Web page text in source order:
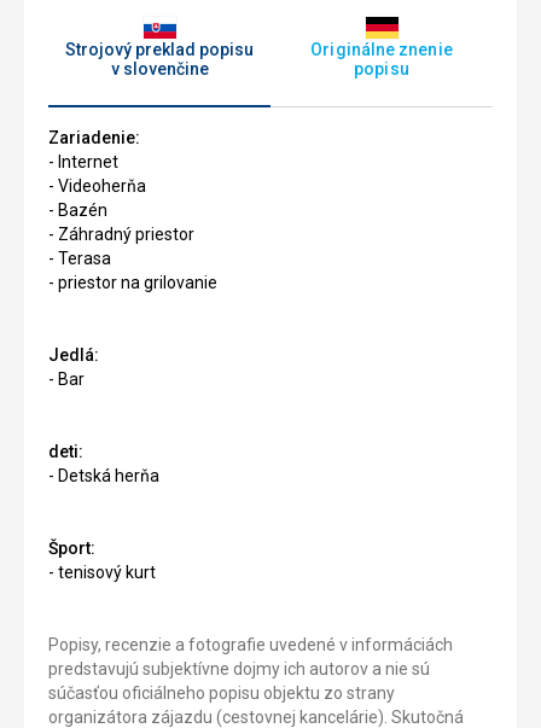
Strojový preklad popisu
v slovenčine
Originálne znenie
popisu
Zariadenie:
- Internet
- Videoherňa
- Bazén
- Záhradný priestor
- Terasa
- priestor na grilovanie
Jedlá:
- Bar
deti:
- Detská herňa
Šport:
- tenisový kurt
Popisy, recenzie a fotografie uvedené v informáciách
predstavujú subjektívne dojmy ich autorov a nie sú
súčasťou oficiálneho popisu objektu zo strany
organizátora zájazdu (cestovnej kancelárie). Skutočná